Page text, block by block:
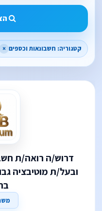
קטגוריה: חשבונאות וכספים ×
דרוש/ה רואה/ת
ובעל/ת מוטיבציה